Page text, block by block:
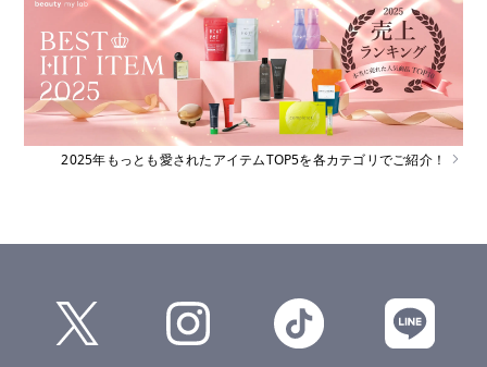
2025年もっとも愛されたアイテムTOP5を各カテゴリでご紹介！